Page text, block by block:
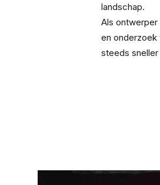
landschap.
Als
en onderzoek
steeds